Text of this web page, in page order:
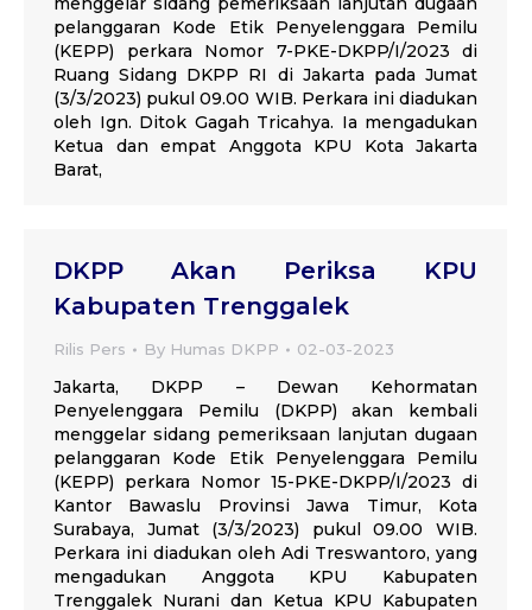
pelanggaran Kode Etik Penyelenggara Pemilu
(KEPP) perkara Nomor 7-PKE-DKPP/I/2023 di
Ruang Sidang DKPP RI di Jakarta pada Jumat
(3/3/2023) pukul 09.00 WIB. Perkara ini diadukan
oleh Ign. Ditok Gagah Tricahya. Ia mengadukan
Ketua dan empat Anggota KPU Kota Jakarta
Barat,
DKPP Akan Periksa KPU
Kabupaten Trenggalek
Rilis Pers By Humas DKPP 02-03-2023
Jakarta, DKPP – Dewan Kehormatan
Penyelenggara Pemilu (DKPP) akan kembali
menggelar sidang pemeriksaan lanjutan dugaan
pelanggaran Kode Etik Penyelenggara Pemilu
(KEPP) perkara Nomor 15-PKE-DKPP/I/2023 di
Kantor Bawaslu Provinsi Jawa Timur, Kota
Surabaya, Jumat (3/3/2023) pukul 09.00 WIB.
Perkara ini diadukan oleh Adi Treswantoro, yang
mengadukan Anggota KPU Kabupaten
Trenggalek Nurani dan Ketua KPU Kabupaten